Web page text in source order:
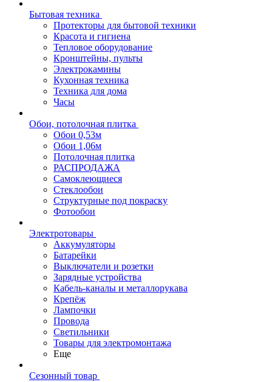
Бытовая техника
Протекторы для бытовой техники
Красота и гигиена
Тепловое оборудование
Кронштейны, пульты
Электрокамины
Кухонная техника
Техника для дома
Часы
Обои, потолочная плитка
Обои 0,53м
Обои 1,06м
Потолочная плитка
РАСПРОДАЖА
Самоклеющиеся
Стеклообои
Структурные под покраску
Фотообои
Электротовары
Аккумуляторы
Батарейки
Выключатели и розетки
Зарядные устройства
Кабель-каналы и металлорукава
Крепёж
Лампочки
Провода
Светильники
Товары для электромонтажа
Еще
Сезонный товар